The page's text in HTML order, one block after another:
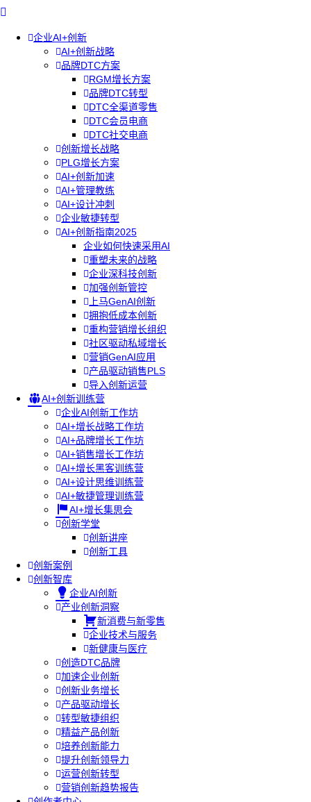
企业AI+创新
AI+创新战略
品牌DTC方案
RGM增长方案
品牌DTC转型
DTC全渠道零售
DTC会员电商
DTC社交电商
创新增长战略
PLG增长方案
AI+创新加速
AI+管理教练
AI+设计冲刺
企业敏捷转型
AI+创新指南2025
企业如何快速采用AI
重塑未来的战略
企业深科技创新
加强创新管控
上马GenAI创新
拥抱低成本创新
重构营销增长组织
社区驱动私域增长
营销GenAI应用
产品驱动销售PLS
导入创新运营
AI+创新训练营
企业AI创新工作坊
AI+增长战略工作坊
AI+品牌增长工作坊
AI+销售增长工作坊
AI+增长黑客训练营
AI+设计思维训练营
AI+敏捷管理训练营
AI+增长集思会
创新学堂
创新讲座
创新工具
创新案例
创新智库
企业AI创新
产业创新洞察
新消费与新零售
企业技术与服务
新健康与医疗
创造DTC品牌
加速企业创新
创新业务增长
产品驱动增长
转型敏捷组织
精益产品创新
培养创新能力
提升创新领导力
运营创新转型
营销创新趋势报告